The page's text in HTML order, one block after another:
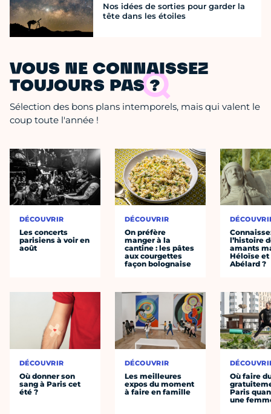
Nos idées de sorties pour garder la
tête dans les étoiles
VOUS NE CONNAISSEZ
TOUJOURS PAS ?
Sélection des bons plans intemporels, mais qui valent le
coup toute l'année !
DÉCOUVRIR
Les concerts
parisiens à voir en
août
DÉCOUVRIR
Où donner son
sang à Paris cet
été ?
DÉCOUVRIR
On préfère
manger à la
cantine : les pâtes
aux courgettes
façon bolognaise
DÉCOUVRIR
Les meilleures
expos du moment
à faire en famille
l’histoire
amants
Héloïse et
Abélard ?
Où faire
Paris
une